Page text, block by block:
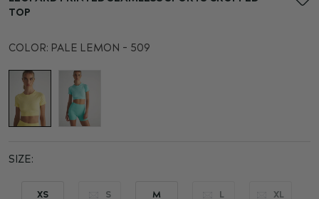
the
the
gallery
TOP
COLOR: PALE LEMON - 509
SIZE
XS S M L XL